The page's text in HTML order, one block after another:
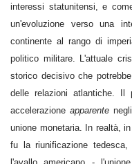
interessi statunitensi, e
un'evoluzione verso una
continente al rango di
politico militare. L'attuale
storico decisivo che
delle relazioni atlantiche. Il
accelerazioneapparente
unione monetaria. In realtà,
fu la riunificazione